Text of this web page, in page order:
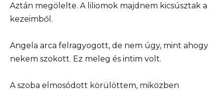
Aztán megölelte. A liliomok majdnem kicsúsztak a
kezeimből.
Angela arca felragyogott, de nem úgy, mint ahogy
nekem szokott. Ez meleg és intim volt.
A szoba elmosódott körülöttem, miközben